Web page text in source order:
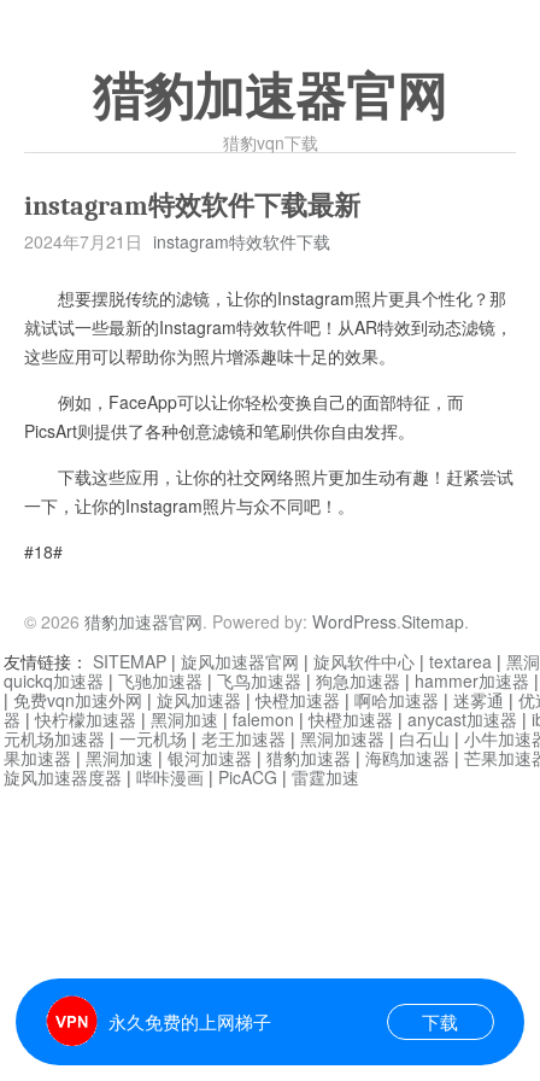
猎豹加速器官网
猎豹vqn下载
instagram特效软件下载最新
2024年7月21日 instagram特效软件下载
想要摆脱传统的滤镜，让你的Instagram照片更具个性化？那
就试试一些最新的Instagram特效软件吧！从AR特效到动态滤镜，
这些应用可以帮助你为照片增添趣味十足的效果。
例如，FaceApp可以让你轻松变换自己的面部特征，而
PicsArt则提供了各种创意滤镜和笔刷供你自由发挥。
下载这些应用，让你的社交网络照片更加生动有趣！赶紧尝试
一下，让你的Instagram照片与众不同吧！。
#18#
© 2026 猎豹加速器官网. Powered by: WordPress.Sitemap.
永久免费的上网梯子 下载
友情链接： SITEMAP | 旋风加速器官网 | 旋风软件中心 | textarea | 黑
quickq加速器 | 飞驰加速器 | 飞鸟加速器 | 狗急加速器 | hammer加速器
| 免费vqn加速外网 | 旋风加速器 |快橙加速器 | 啊哈加速器 | 迷雾通 | 优
器 |快柠檬加速器 | 黑洞加速 | falemon |快橙加速器 | anycast加速器 |
元机场加速器 | 一元机场 | 老王加速器 | 黑洞加速器 | 白石山 | 小牛加速
果加速器 | 黑洞加速 | 银河加速器 | 猎豹加速器 | 海鸥加速器 | 芒果加速
旋风加速器度器 | 哔咔漫画 | PicACG | 雷霆加速